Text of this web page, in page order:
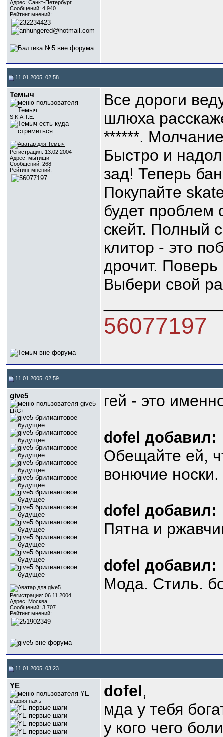
Адрес: Санкт-Петербург
Сообщений: 4,940
Рейтинг мнений:
11.01.2005, 02:58
Темыч
S.K.A.T.E.
Регистрация: 13.02.2004
Адрес: мытищи
Сообщений: 268
Рейтинг мнений:
Все дороги
шлюха
******.
Быстро и
зад! Теперь
Покупайте
будет проблем
скейт. Полный
клитор - это
дрочит.
Выбери свой
56077197
11.01.2005, 02:59
give5
LRG+
Регистрация: 06.11.2004
Адрес: Москва
Сообщений: 3,707
Рейтинг мнений:
гей - это
dofel добавил:
Обещайте ей,
вонючие носки.
dofel добавил:
Пятна и
dofel добавил:
Мода. Стиль.
11.01.2005, 03:23
YE
мафия нахъ
dofel,
мда у тебя
у кого чего